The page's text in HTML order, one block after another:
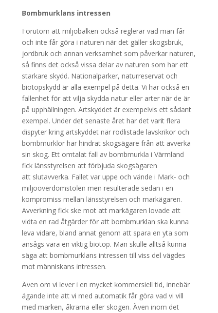
Bombmurklans intressen
Förutom att miljöbalken också reglerar vad man får
och inte får göra i naturen när det gäller skogsbruk,
jordbruk och annan verksamhet som påverkar naturen,
så finns det också vissa delar av naturen som har ett
starkare skydd. Nationalparker, naturreservat och
biotopskydd är alla exempel på detta. Vi har också en
fallenhet för att vilja skydda natur eller arter när de är
på upphällningen. Artskyddet är exempelvis ett sådant
exempel. Under det senaste året har det varit flera
dispyter kring artskyddet när rödlistade lavskrikor och
bombmurklor har hindrat skogsägare från att avverka
sin skog. Ett omtalat fall av bombmurkla i Värmland
fick länsstyrelsen att förbjuda skogsägaren
att slutavverka. Fallet var uppe och vände i Mark- och
miljööverdomstolen men resulterade sedan i en
kompromiss mellan länsstyrelsen och markägaren.
Avverkning fick ske mot att markägaren lovade att
vidta en rad åtgärder för att bombmurklan ska kunna
leva vidare, bland annat genom att spara en yta som
ansågs vara en viktig biotop. Man skulle alltså kunna
säga att bombmurklans intressen till viss del vägdes
mot människans intressen.
Även om vi lever i en mycket kommersiell tid, innebär
ägande inte att vi med automatik får göra vad vi vill
med marken, åkrarna eller skogen. Även inom det